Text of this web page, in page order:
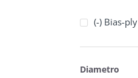
(-) Bias-ply
Diametro